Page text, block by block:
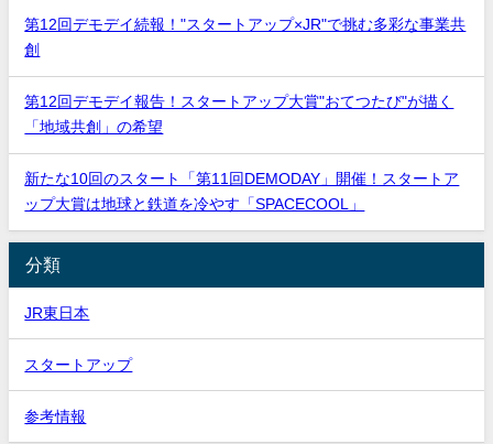
第12回デモデイ続報！"スタートアップ×JR"で挑む多彩な事業共
創
第12回デモデイ報告！スタートアップ大賞"おてつたび"が描く
「地域共創」の希望
新たな10回のスタート「第11回DEMODAY」開催！スタートア
ップ大賞は地球と鉄道を冷やす「SPACECOOL」
分類
JR東日本
スタートアップ
参考情報